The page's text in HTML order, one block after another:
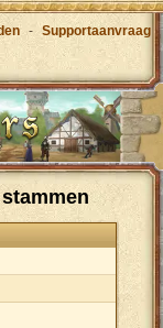
- Supportaanvraag